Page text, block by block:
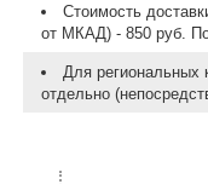
Стоимость
от МКАД) - 850 руб.
Для региональных
отдельно